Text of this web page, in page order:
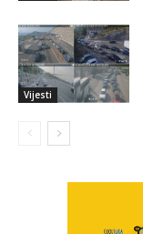
Vijesti